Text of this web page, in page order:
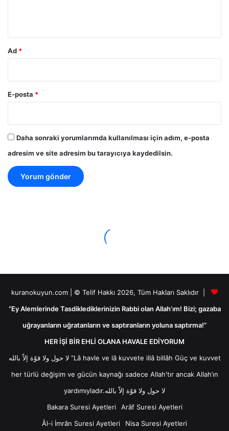
Ad *
E-posta *
Daha sonraki yorumlarımda kullanılması için adım, e-posta
adresim ve site adresim bu tarayıcıya kaydedilsin.
kuranokuyun.com | © Telif Hakkı 2026, Tüm Hakları Saklıdır |
“Ey Alemlerinde Tasdiklediklerinizin Rabbi olan Allah’ım! Bizi; gazaba
uğrayanların uğratanların ve saptıranların yoluna saptırma!”
HER İŞİ BİR EHLİ OLANA HAVALE EDİYORUM
لا حول ولا قوّة إلاّ بالله “Lâ havle ve lâ kuvvete illâ billâh Güç ve kuvvet
her türlü değişim ve gücün kaynağı sadece Allah'tır ancak Allah’ın
yardımıyladır.لا حول ولا قوّة إلاّ بالله
Bakara Suresi Ayetleri
Arâf Suresi Ayetleri
Âl-i İmrân Suresi Ayetleri
Nisa Suresi Ayetleri